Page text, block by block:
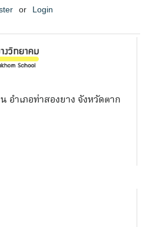
or Login
อำเภอท่าสองยาง จังหวัดตาก